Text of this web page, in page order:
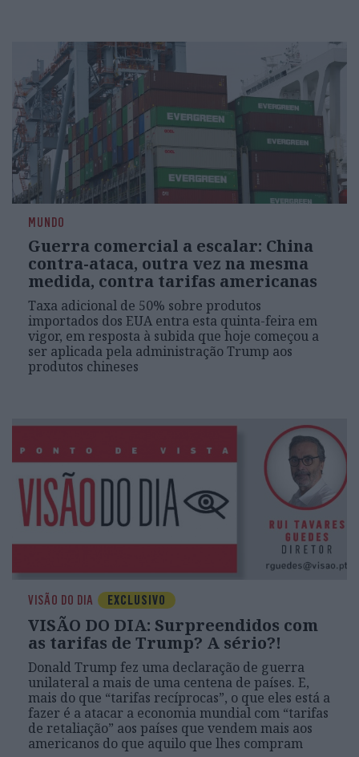
MUNDO
Guerra comercial a escalar: China
contra-ataca, outra vez na mesma
medida, contra tarifas americanas
Taxa adicional de 50% sobre produtos
importados dos EUA entra esta quinta-feira em
vigor, em resposta à subida que hoje começou a
ser aplicada pela administração Trump aos
produtos chineses
VISÃO DO DIA EXCLUSIVO
VISÃO DO DIA: Surpreendidos com
as tarifas de Trump? A sério?!
Donald Trump fez uma declaração de guerra
unilateral a mais de uma centena de países. E,
mais do que “tarifas recíprocas”, o que eles está a
fazer é a atacar a economia mundial com “tarifas
de retaliação” aos países que vendem mais aos
americanos do que aquilo que lhes compram